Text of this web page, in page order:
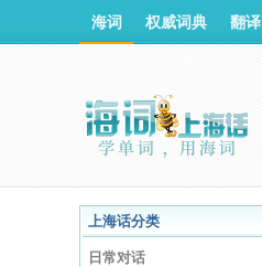
海词 权威词典 翻译
上海话分类
日常对话